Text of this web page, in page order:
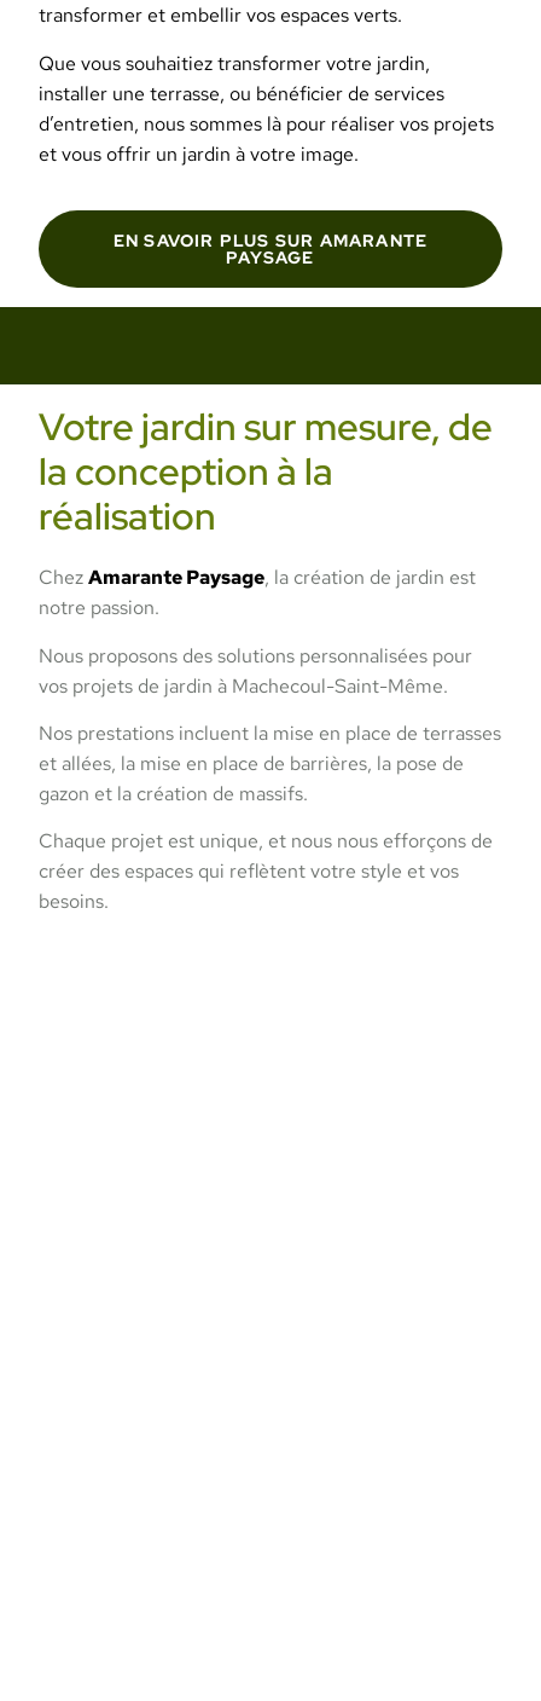
transformer et embellir vos espaces verts.
Que vous souhaitiez transformer votre jardin,
installer une terrasse, ou bénéficier de services
d’entretien, nous sommes là pour réaliser vos projets
et vous offrir un jardin à votre image.
EN SAVOIR PLUS SUR AMARANTE
PAYSAGE
Votre jardin sur mesure, de
la conception à la
réalisation
ChezAmarante Paysage, la création de jardin est
notre passion.
Nous proposons des solutions personnalisées pour
vos projets de jardin à Machecoul-Saint-Même.
Nos prestations incluent la mise en place de terrasses
et allées, la mise en place de barrières, la pose de
gazon et la création de massifs.
Chaque projet est unique, et nous nous efforçons de
créer des espaces qui reflètent votre style et vos
besoins.